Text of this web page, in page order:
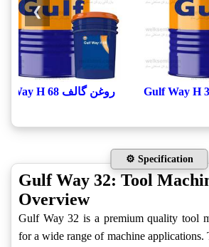
روغن گالف Gulf Way H 68
❯
⚙️ Specification
Gulf Way 32: Tool
Overview
Gulf Way 32 is a premium quality tool
for a wide range of machine applications.